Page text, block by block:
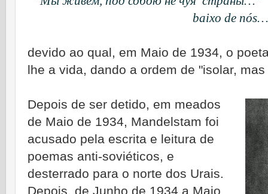
baixo de
devido ao qual, em Maio de 1934, o
lhe a vida, dando a ordem de "isolar,
Depois de ser detido, em meados
de Maio de 1934, Mandelstam foi
acusado pela escrita e leitura de
poemas anti-soviéticos, e
desterrado para o norte dos Urais.